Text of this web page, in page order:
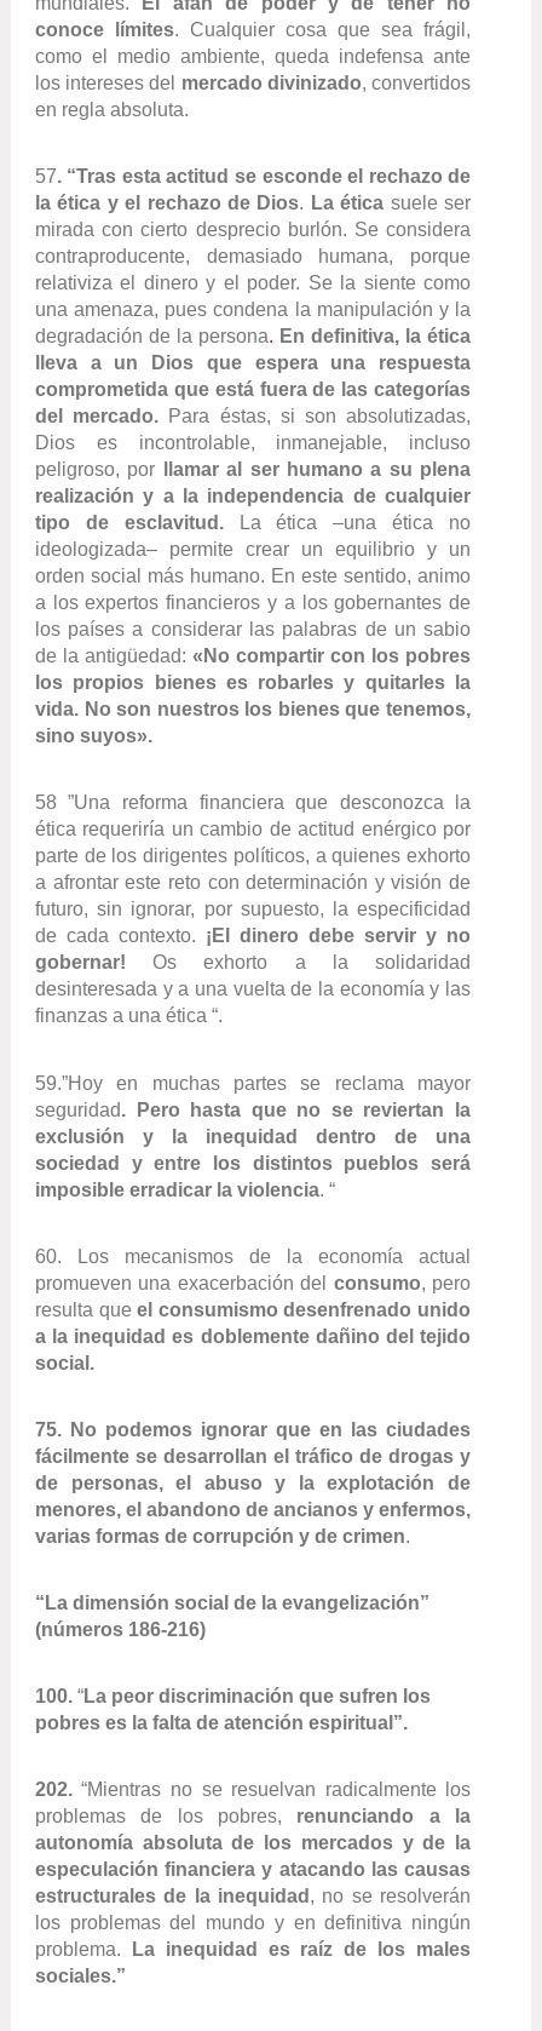
conoce límites. Cualquier cosa que sea frágil,
como el medio ambiente, queda indefensa ante
los intereses del mercado divinizado, convertidos
en regla absoluta.
57. “Tras esta actitud se esconde el rechazo de
la ética y el rechazo de Dios. La ética suele ser
mirada con cierto desprecio burlón. Se considera
contraproducente, demasiado humana, porque
relativiza el dinero y el poder. Se la siente como
una amenaza, pues condena la manipulación y la
degradación de la persona. En definitiva, la ética
lleva a un Dios que espera una respuesta
comprometida que está fuera de las categorías
del mercado. Para éstas, si son absolutizadas,
Dios es incontrolable, inmanejable, incluso
peligroso, por
llamar al ser humano a su plena
realización y a la independencia de cualquier
tipo de esclavitud.La ética –una ética no
ideologizada– permite crear un equilibrio y un
orden social más humano. En este sentido, animo
a los expertos financieros y a los gobernantes de
los países a considerar las palabras de un sabio
de la antigüedad: «No compartir con los pobres
los propios bienes es robarles y quitarles la
vida. No son nuestros los bienes que tenemos,
sino suyos».
58 ”Una reforma financiera que desconozca la
ética requeriría un cambio de actitud enérgico por
parte de los dirigentes políticos, a quienes exhorto
a afrontar este reto con determinación y visión de
futuro, sin ignorar, por supuesto, la especificidad
de cada contexto. ¡El dinero debe servir y no
gobernar! Os exhorto a la solidaridad
desinteresada y a una vuelta de la economía y las
finanzas a una ética “.
59.”Hoy en muchas partes se reclama mayor
seguridad. Pero hasta que no se reviertan la
exclusión y la inequidad dentro de una
sociedad y entre los distintos pueblos será
imposible erradicar la violencia. “
60. Los mecanismos de la economía actual
promueven una exacerbación del consumo, pero
resulta queel consumismo desenfrenado unido
a la inequidad es doblemente dañino del tejido
social.
75. No podemos ignorar que en las ciudades
fácilmente se desarrollan el tráfico de drogas y
de personas, el abuso y la explotación de
menores, el abandono de ancianos y enfermos,
varias formas de corrupción y de crimen.
“La dimensión social de la evangelización”
(números 186-216)
100.“La peor discriminación que sufren los
pobres es la falta de atención espiritual”.
202.“Mientras no se resuelvan radicalmente los
problemas de los pobres, renunciando a la
autonomía absoluta de los mercados y de la
especulación financiera y atacando las causas
estructurales de la inequidad , no se resolverán
los problemas del mundo y en definitiva ningún
problema.
La inequidad es raíz de los males
sociales.”